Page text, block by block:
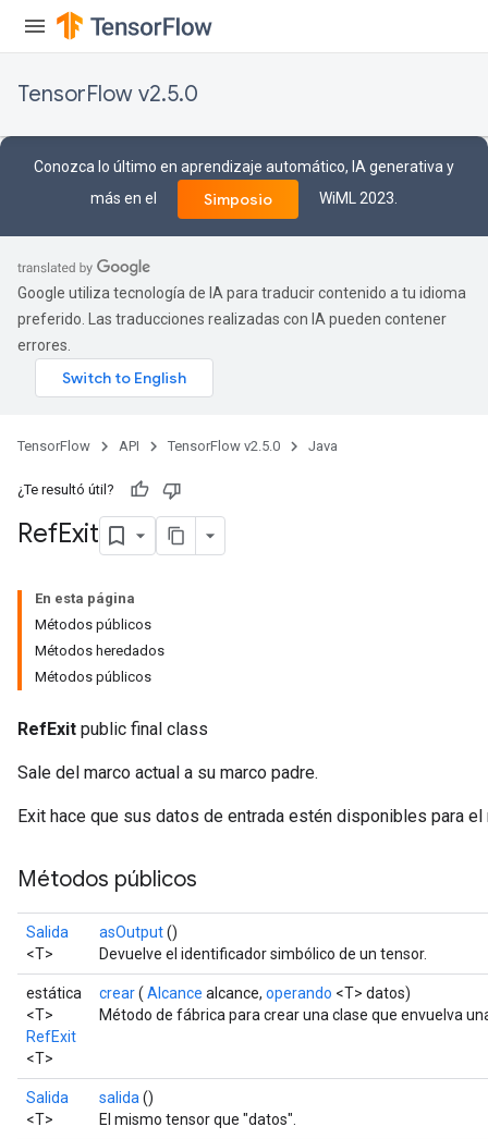
TensorFlow v2.5.0
Conozca lo último en aprendizaje automático, IA generativa y
más en el
Simposio WiML 2023.
Google utiliza tecnología de IA para traducir contenido a tu idioma
preferido. Las traducciones realizadas con IA pueden contener
errores.
TensorFlow API TensorFlow v2.5.0 Java
¿Te resultó útil?
RefExit
En esta página
Métodos públicos
Métodos heredados
Métodos públicos
RefExit public final class
Sale del marco actual a su marco padre.
Exit hace que sus datos de entrada estén disponibles para el
Métodos públicos
Salida
<T>
asOutput()
Devuelve el identificador simbólico de un tensor.
estática
<T>
RefExit
<T>
crear( Alcance alcance, operando <T> datos)
Método de fábrica para crear una clase que envuelva
Salida
<T>
salida ()
El mismo tensor que "datos".